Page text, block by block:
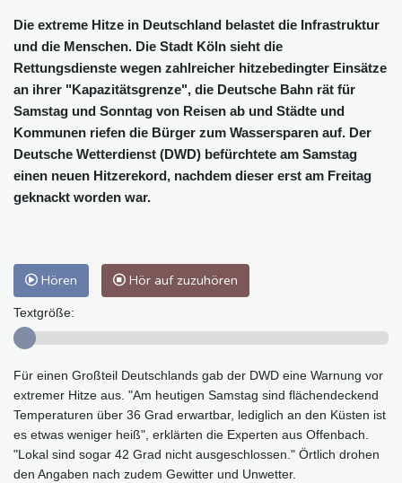
Die extreme Hitze in Deutschland belastet die Infrastruktur
und die Menschen. Die Stadt Köln sieht die
Rettungsdienste wegen zahlreicher hitzebedingter Einsätze
an ihrer "Kapazitätsgrenze", die Deutsche Bahn rät für
Samstag und Sonntag von Reisen ab und Städte und
Kommunen riefen die Bürger zum Wassersparen auf. Der
Deutsche Wetterdienst (DWD) befürchtete am Samstag
einen neuen Hitzerekord, nachdem dieser erst am Freitag
geknackt worden war.
Hören Hör auf zuzuhören
Textgröße:
Für einen Großteil Deutschlands gab der DWD eine Warnung vor
extremer Hitze aus. "Am heutigen Samstag sind flächendeckend
Temperaturen über 36 Grad erwartbar, lediglich an den Küsten ist
es etwas weniger heiß", erklärten die Experten aus Offenbach.
"Lokal sind sogar 42 Grad nicht ausgeschlossen." Örtlich drohen
den Angaben nach zudem Gewitter und Unwetter.